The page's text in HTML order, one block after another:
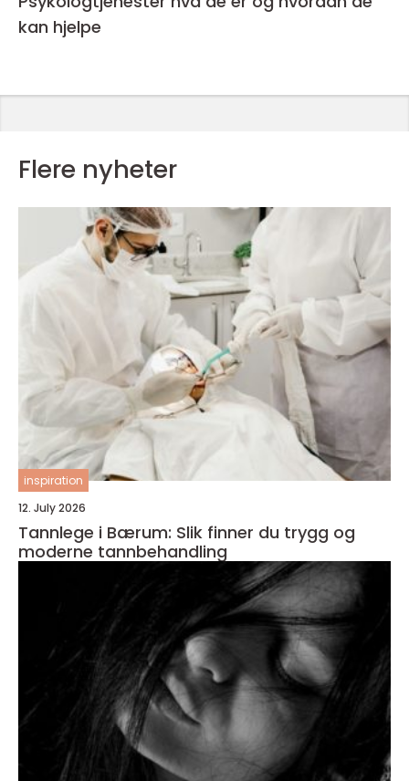
kan hjelpe
Flere nyheter
inspiration
12. July 2026
Tannlege i Bærum: Slik finner du trygg og
moderne tannbehandling